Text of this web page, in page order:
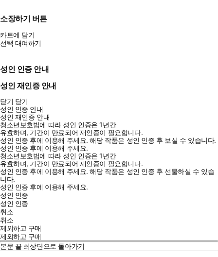
소장하기 버튼
카트에 담기
선택 대여하기
성인 인증 안내
성인 재인증 안내
닫기 닫기
성인 인증 안내
성인 재인증 안내
청소년보호법에 따라 성인 인증은 1년간
유효하며, 기간이 만료되어 재인증이 필요합니다.
성인 인증 후에 이용해 주세요.해당 작품은 성인 인증 후 보실 수 있습니다.
성인 인증 후에 이용해 주세요.
청소년보호법에 따라 성인 인증은 1년간
유효하며, 기간이 만료되어 재인증이 필요합니다.
성인 인증 후에 이용해 주세요.해당 작품은 성인 인증 후 선물하실 수 있습
니다.
성인 인증 후에 이용해 주세요.
성인 인증
성인 인증
취소
취소
제외하고 구매
제외하고 구매
본문 끝 최상단으로 돌아가기